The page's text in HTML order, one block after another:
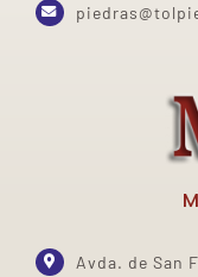
Avda. de San